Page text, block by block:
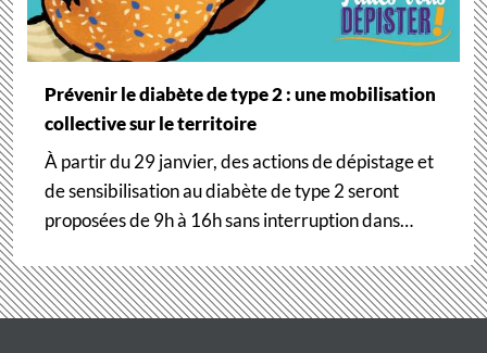
Prévenir le diabète de type 2 : une mobilisation
collective sur le territoire
À partir du 29 janvier, des actions de dépistage et
de sensibilisation au diabète de type 2 seront
proposées de 9h à 16h sans interruption dans…